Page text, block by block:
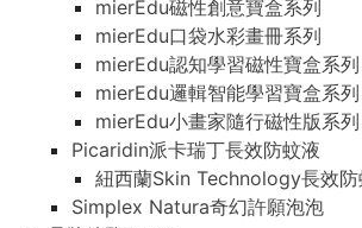
mierEdu磁性創意寶盒系列
mierEdu口袋水彩畫冊系列
mierEdu認知學習磁性寶盒系列
mierEdu邏輯智能學習寶盒系列
mierEdu小畫家隨行磁性版系列
Picaridin派卡瑞丁長效防蚊液
紐西蘭Skin Technology長效防
Simplex Natura奇幻許願泡泡